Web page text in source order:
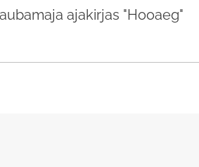
ajakirjas "Hooaeg"